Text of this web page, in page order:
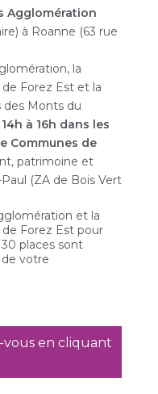
Agglomération
à Roanne (63 rue
la
Forez Est et la
Monts du
à 16h dans les
Communes de
patrimoine et
(ZA de Bois Vert
et la
Forez Est pour
places sont
de votre
vous en cliquant